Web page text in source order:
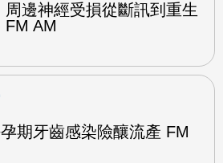
周邊神經受損從斷訊到重生
FM AM
期牙齒感染險釀流產 FM